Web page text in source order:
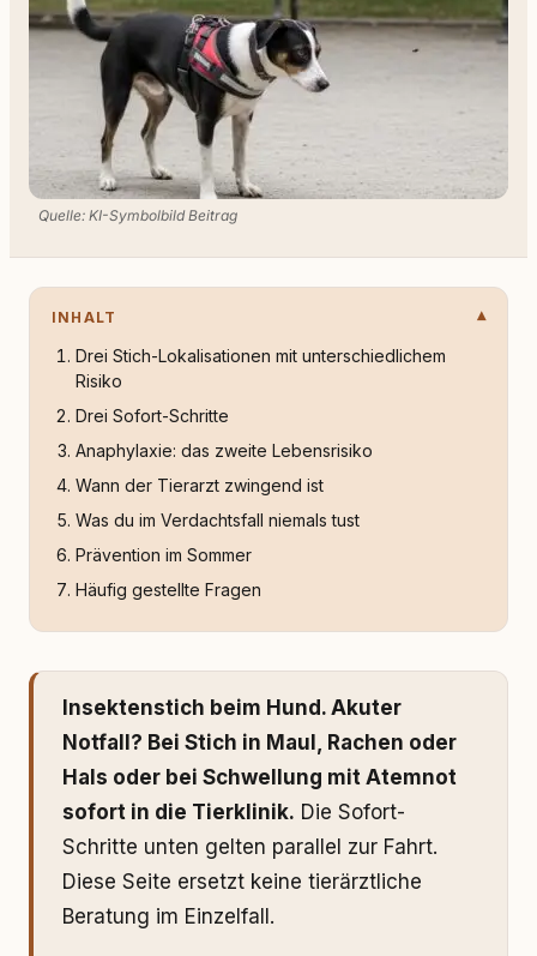
Quelle: KI-Symbolbild Beitrag
INHALT
Drei Stich-Lokalisationen mit unterschiedlichem
Risiko
Drei Sofort-Schritte
Anaphylaxie: das zweite Lebensrisiko
Wann der Tierarzt zwingend ist
Was du im Verdachtsfall niemals tust
Prävention im Sommer
Häufig gestellte Fragen
Insektenstich beim Hund. Akuter
Notfall? Bei Stich in Maul, Rachen oder
Hals oder bei Schwellung mit Atemnot
sofort in die Tierklinik. Die Sofort-
Schritte unten gelten parallel zur Fahrt.
Diese Seite ersetzt keine tierärztliche
Beratung im Einzelfall.